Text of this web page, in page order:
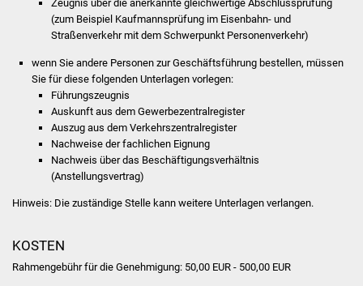
Veranstaltungen
Stadtfest
Ostermarkt
Einrichtungen
Hallenbad
Stadtbücherei
Zehntscheuer
Zeugnis über die anerkannte gleichwertige Abschlussprüfung
(zum Beispiel Kaufmannsprüfung im Eisenbahn- und
Straßenverkehr mit dem Schwerpunkt Personenverkehr)
wenn Sie andere Personen zur Geschäftsführung bestellen, müssen
Sie für diese folgenden Unterlagen vorlegen:
Führungszeugnis
Auskunft aus dem Gewerbezentralregister
Auszug aus dem Verkehrszentralregister
Nachweise der fachlichen Eignung
Nachweis über das Beschäftigungsverhältnis
(Anstellungsvertrag)
Hinweis: Die zuständige Stelle kann weitere Unterlagen verlangen.
KOSTEN
Rahmengebühr für die Genehmigung: 50,00 EUR - 500,00 EUR